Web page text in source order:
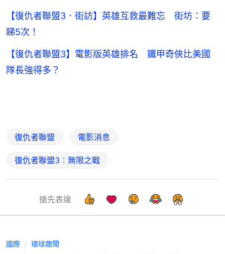
【復仇者聯盟3．街訪】英雄互救最難忘 街坊：要
睇5次！
【復仇者聯盟3】電影版英雄排名 鐵甲奇俠比美國
隊長強得多？
復仇者聯盟 電影消息
復仇者聯盟3︰無限之戰
搶先表達
國際 環球趣聞